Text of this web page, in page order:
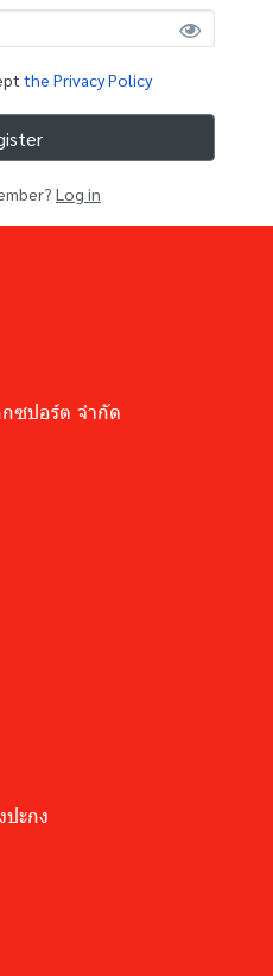
the Privacy Policy
Log in
ซปอร์ต จำกัด﻿
ะกง